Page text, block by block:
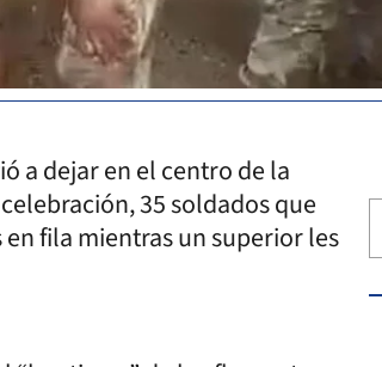
a dejar en el centro de la
35 soldados que
fila mientras un superior les